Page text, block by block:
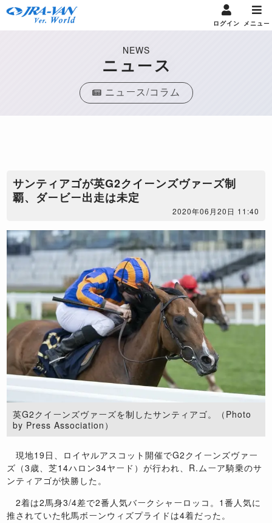
ログイン メニュー
NEWS
ニュース
ニュース/コラム
サンティアゴが英G2クイーンズヴァーズ制
覇、ダービー出走は未定
2020年06月20日 11:40
英G2クイーンズヴァーズを制したサンティアゴ。（Photo
by Press Association）
現地19日、ロイヤルアスコット開催でG2クイーンズヴァー
ズ（3歳、芝14ハロン34ヤード）が行われ、R.ムーア騎乗のサ
ンティアゴが快勝した。
2着は2馬身3/4差で2番人気バークシャーロッコ。1番人気に
推されていた牝馬ボーンウィズプライドは4着だった。